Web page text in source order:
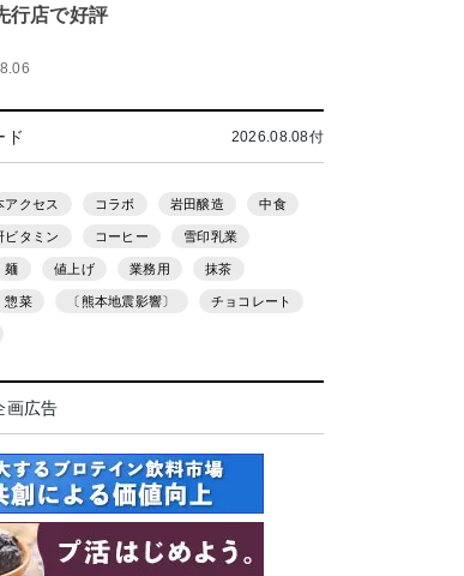
店で好評
ド 2026.08.08付
アクセス コラボ 岩田醸造 中食
ビタミン コーヒー 雪印乳業
麺 値上げ 業務用 抹茶
惣菜 〔熊本地震影響〕 チョコレート
画広告